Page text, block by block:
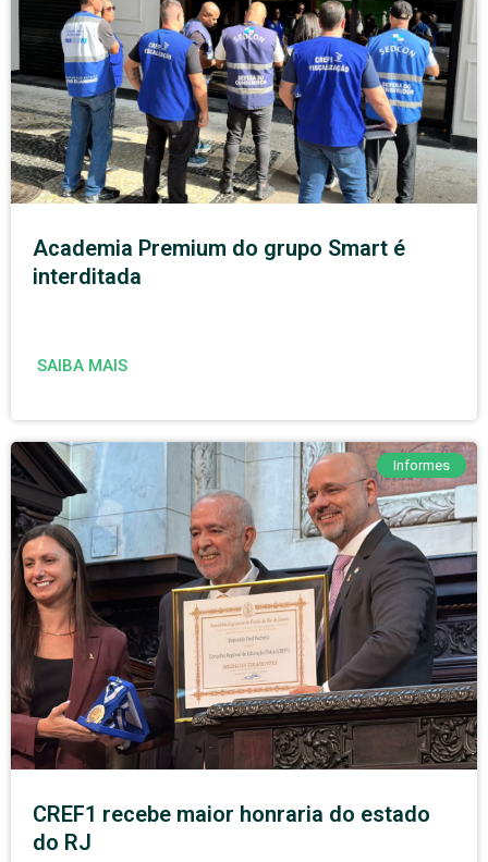
Academia Premium do grupo Smart é
interditada
SAIBA MAIS
Informes
CREF1 recebe maior honraria do estado
do RJ